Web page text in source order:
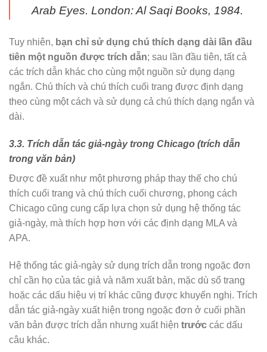
Arab Eyes. London: Al Saqi Books, 1984.
Tuy nhiên, bạn chỉ sử dụng chú thích dạng dài lần đầu
tiên một nguồn được trích dẫn; sau lần đầu tiên, tất cả
các trích dẫn khác cho cùng một nguồn sử dụng dạng
ngắn. Chú thích và chú thích cuối trang được định dạng
theo cùng một cách và sử dụng cả chú thích dạng ngắn và
dài.
3.3. Trích dẫn tác giả-ngày trong Chicago (trích dẫn
trong văn bản)
Được đề xuất như một phương pháp thay thế cho chú
thích cuối trang và chú thích cuối chương, phong cách
Chicago cũng cung cấp lựa chọn sử dụng hệ thống tác
giả-ngày, mà thích hợp hơn với các định dạng MLA và
APA.
Hệ thống tác giả-ngày sử dụng trích dẫn trong ngoặc đơn
chỉ cần họ của tác giả và năm xuất bản, mặc dù số trang
hoặc các dấu hiệu vị trí khác cũng được khuyến nghị. Trích
dẫn tác giả-ngày xuất hiện trong ngoặc đơn ở cuối phần
văn bản được trích dẫn nhưng xuất hiện trước các dấu
câu khác.